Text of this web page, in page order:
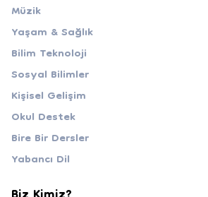
Müzik
Yaşam & Sağlık
Bilim Teknoloji
Sosyal Bilimler
Kişisel Gelişim
Okul Destek
Bire Bir Dersler
Yabancı Dil